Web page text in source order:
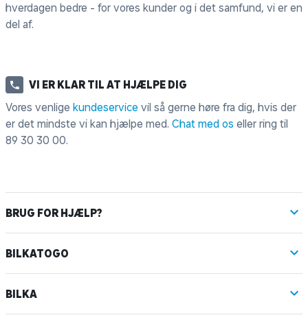
hverdagen bedre - for vores kunder og i det samfund, vi er en
del af.
VI ER KLAR TIL AT HJÆLPE DIG
Vores venlige kundeservice vil så gerne høre fra dig, hvis der
er det mindste vi kan hjælpe med. Chat med os eller ring til
89 30 30 00.
BRUG FOR HJÆLP?
BILKATOGO
BILKA